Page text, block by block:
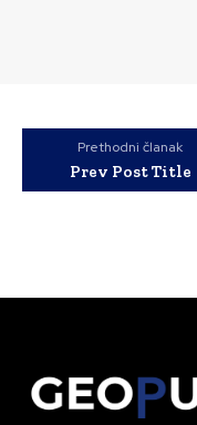
Prethodni članak
Prev Post Title